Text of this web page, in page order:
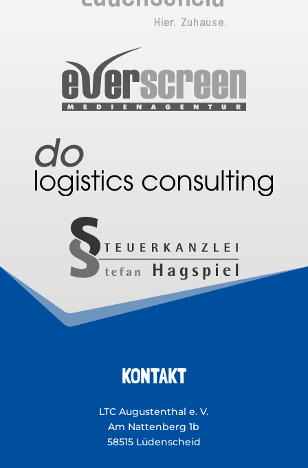
KONTAKT
LTC Augustenthal e. V.
Am Nattenberg 1b
58515 Lüdenscheid